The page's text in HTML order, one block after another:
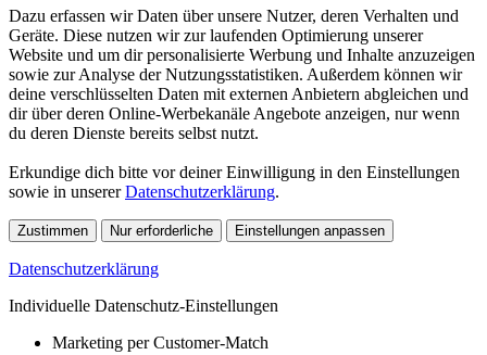
Dazu erfassen wir Daten über unsere Nutzer, deren Verhalten und
Geräte. Diese nutzen wir zur laufenden Optimierung unserer
Website und um dir personalisierte Werbung und Inhalte anzuzeigen
sowie zur Analyse der Nutzungsstatistiken. Außerdem können wir
deine verschlüsselten Daten mit externen Anbietern abgleichen und
dir über deren Online-Werbekanäle Angebote anzeigen, nur wenn
du deren Dienste bereits selbst nutzt.
Erkundige dich bitte vor deiner Einwilligung in den Einstellungen
sowie in unsererDatenschutzerklärung.
Zustimmen Nur erforderliche Einstellungen anpassen
Datenschutzerklärung
Individuelle Datenschutz-Einstellungen
Marketing per Customer-Match